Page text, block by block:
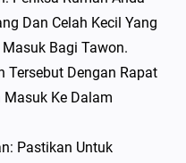
Dan Celah Kecil Yang
Bagi Tawon.
Tersebut Dengan Rapat
Ke Dalam
Pastikan Untuk